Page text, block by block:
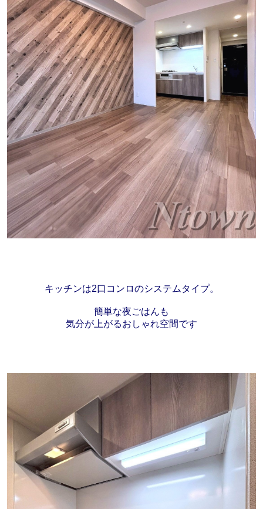
キッチンは2口コンロのシステムタイプ。
簡単な夜ごはんも
気分が上がるおしゃれ空間です